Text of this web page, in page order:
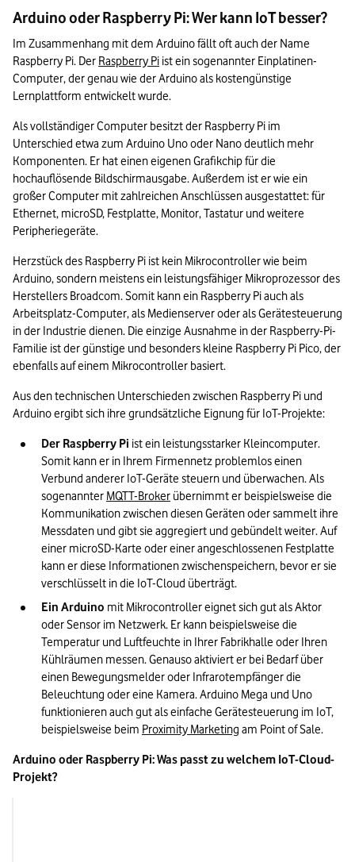
Arduino oder Raspberry Pi: Wer kann IoT besser?
Im Zusammenhang mit dem Arduino fällt oft auch der Name
Raspberry Pi. Der Raspberry Pi ist ein sogenannter Einplatinen-
Computer, der genau wie der Arduino als kostengünstige
Lernplattform entwickelt wurde.
Als vollständiger Computer besitzt der Raspberry Pi im
Unterschied etwa zum Arduino Uno oder Nano deutlich mehr
Komponenten. Er hat einen eigenen Grafikchip für die
hochauflösende Bildschirmausgabe. Außerdem ist er wie ein
großer Computer mit zahlreichen Anschlüssen ausgestattet: für
Ethernet, microSD, Festplatte, Monitor, Tastatur und weitere
Peripheriegeräte.
Herzstück des Raspberry Pi ist kein Mikrocontroller wie beim
Arduino, sondern meistens ein leistungsfähiger Mikroprozessor des
Herstellers Broadcom. Somit kann ein Raspberry Pi auch als
Arbeitsplatz-Computer, als Medienserver oder als Gerätesteuerung
in der Industrie dienen. Die einzige Ausnahme in der Raspberry-Pi-
Familie ist der günstige und besonders kleine Raspberry Pi Pico, der
ebenfalls auf einem Mikrocontroller basiert.
Aus den technischen Unterschieden zwischen Raspberry Pi und
Arduino ergibt sich ihre grundsätzliche Eignung für IoT-Projekte:
Der Raspberry Pi ist ein leistungsstarker Kleincomputer.
Somit kann er in Ihrem Firmennetz problemlos einen
Verbund anderer IoT-Geräte steuern und überwachen. Als
sogenannter MQTT-Broker übernimmt er beispielsweise die
Kommunikation zwischen diesen Geräten oder sammelt ihre
Messdaten und gibt sie aggregiert und gebündelt weiter. Auf
einer microSD-Karte oder einer angeschlossenen Festplatte
kann er diese Informationen zwischenspeichern, bevor er sie
verschlüsselt in die IoT-Cloud überträgt.
Ein Arduino mit Mikrocontroller eignet sich gut als Aktor
oder Sensor im Netzwerk. Er kann beispielsweise die
Temperatur und Luftfeuchte in Ihrer Fabrikhalle oder Ihren
Kühlräumen messen. Genauso aktiviert er bei Bedarf über
einen Bewegungsmelder oder Infrarotempfänger die
Beleuchtung oder eine Kamera. Arduino Mega und Uno
funktionieren auch gut als einfache Gerätesteuerung im IoT,
beispielsweise beim Proximity Marketing am Point of Sale.
Arduino oder Raspberry Pi: Was passt zu welchem IoT-Cloud-
Projekt?